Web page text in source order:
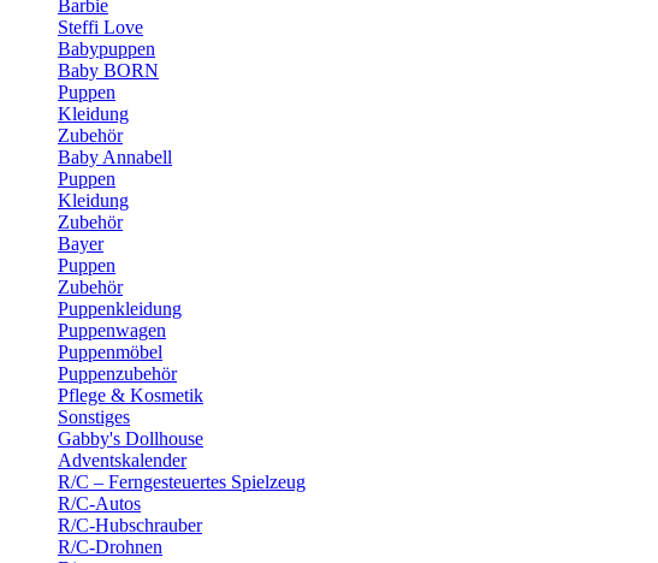
Barbie
Steffi Love
Babypuppen
Baby BORN
Puppen
Kleidung
Zubehör
Baby Annabell
Puppen
Kleidung
Zubehör
Bayer
Puppen
Zubehör
Puppenkleidung
Puppenwagen
Puppenmöbel
Puppenzubehör
Pflege & Kosmetik
Sonstiges
Gabby's Dollhouse
Adventskalender
R/C – Ferngesteuertes Spielzeug
R/C-Autos
R/C-Hubschrauber
R/C-Drohnen